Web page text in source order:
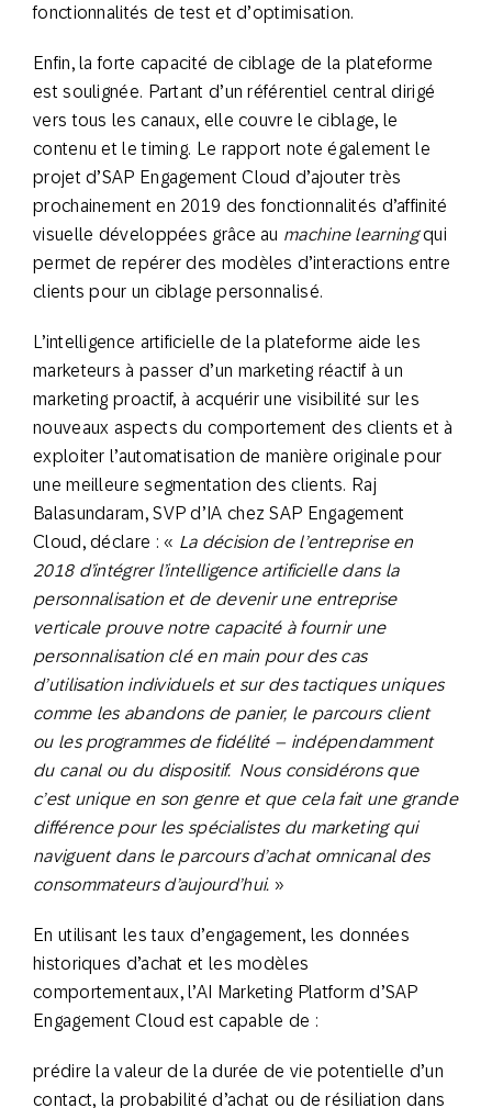
fonctionnalités de test et d’optimisation.
Enfin, la forte capacité de ciblage de la plateforme
est soulignée. Partant d’un référentiel central dirigé
vers tous les canaux, elle couvre le ciblage, le
contenu et le timing. Le rapport note également le
projet d’SAP Engagement Cloud d’ajouter très
prochainement en 2019 des fonctionnalités d’affinité
visuelle développées grâce au machine learningqui
permet de repérer des modèles d’interactions entre
clients pour un ciblage personnalisé.
L’intelligence artificielle de la plateforme aide les
marketeurs à passer d’un marketing réactif à un
marketing proactif, à acquérir une visibilité sur les
nouveaux aspects du comportement des clients et à
exploiter l’automatisation de manière originale pour
une meilleure segmentation des clients. Raj
Balasundaram, SVP d’IA chez SAP Engagement
Cloud, déclare : « La décision de l’entreprise en
2018 d’intégrer l’intelligence artificielle dans la
personnalisation et de devenir une entreprise
verticale prouve notre capacité à fournir une
personnalisation clé en main pour des cas
d’utilisation individuels et sur des tactiques uniques
comme les abandons de panier, le parcours client
ou les programmes de fidélité – indépendamment
du canal ou du dispositif. Nous considérons que
c’est unique en son genre et que cela fait une grande
différence pour les spécialistes du marketing qui
naviguent dans le parcours d’achat omnicanal des
consommateurs d’aujourd’hui. »
En utilisant les taux d’engagement, les données
historiques d’achat et les modèles
comportementaux, l’AI Marketing Platform d’SAP
Engagement Cloud est capable de :
prédire la valeur de la durée de vie potentielle d’un
contact, la probabilité d’achat ou de résiliation dans